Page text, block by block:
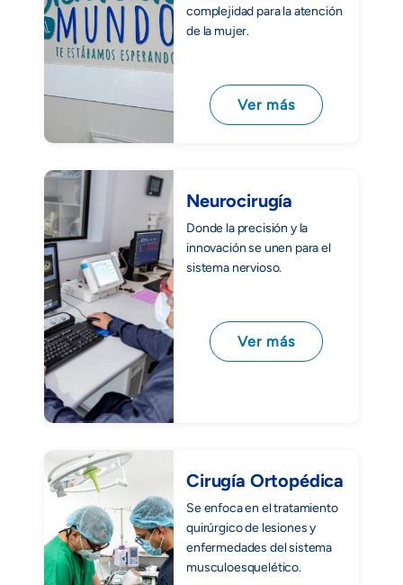
complejidad para la atención
de la mujer.
Ver más
Neurocirugía
Donde la precisión y la
innovación se unen para el
sistema nervioso.
Ver más
Cirugía Ortopédica
Se enfoca en el tratamiento
quirúrgico de lesiones y
enfermedades del sistema
musculoesquelético.